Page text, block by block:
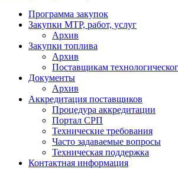
Программа закупок
Закупки МТР, работ, услуг
Архив
Закупки топлива
Архив
Поставщикам
Документы
Архив
Аккредитация поставщиков
Процедура аккредитации
Портал СРП
Технические требования
Часто задаваемые вопросы
Техническая поддержка
Контактная информация